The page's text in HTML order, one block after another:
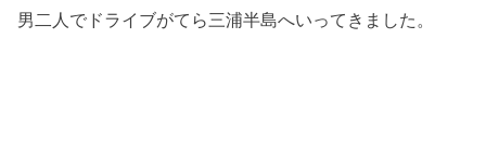
男二人でドライブがてら三浦半島へいってきました。